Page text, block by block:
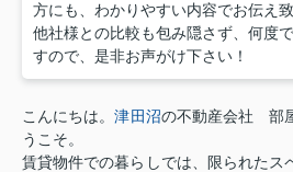
方にも、わかりやすい内容でお伝え致
他社様との比較も包み隠さず、何度
すので、是非お声がけ下さい！
こんにちは。津田沼の不動産会社 部
うこそ。
賃貸物件での暮らしでは、限られたス